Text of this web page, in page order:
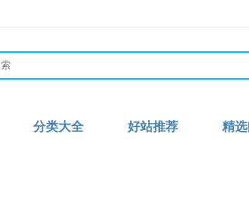
分类大全 好站推荐 精